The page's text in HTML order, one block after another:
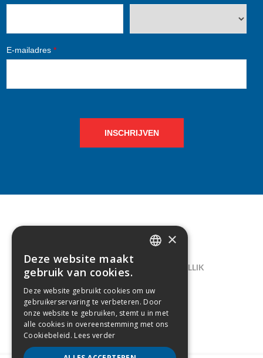
E-mailadres *
INSCHRIJVEN
CONTACT
LELIEGAARDE 22, B-1731 ZELLIK
02/238.10.11
INFO@CREAMODA.BE
BE0407.694.265
×
Deze website maakt
gebruik van cookies.
Deze website gebruikt cookies om uw
gebruikerservaring te verbeteren. Door
onze website te gebruiken, stemt u in met
alle cookies in overeenstemming met ons
Cookiebeleid. Lees verder